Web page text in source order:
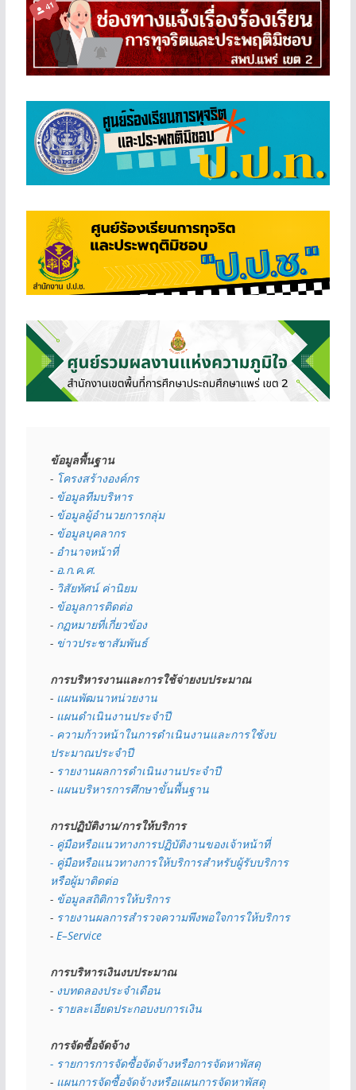
ข้อมูลพื้นฐาน
- โครงสร้างองค์กร
- ข้อมูลทีมบริหาร
- ข้อมูลผู้อำนวยการกลุ่ม
- ข้อมูลบุคลากร
- อำนาจหน้าที่
- อ.ก.ค.ศ.
- วิสัยทัศน์ ค่านิยม
- ข้อมูลการติดต่อ
- กฏหมายที่เกี่ยวข้อง
- ข่าวประชาสัมพันธ์
การบริหารงานและการใช้จ่ายงบประมาณ
- แผนพัฒนาหน่วยงาน
- แผนดำเนินงานประจำปี
- ความก้าวหน้าในการดำเนินงานและการใช้งบ
ประมาณประจำปี
- รายงานผลการดำเนินงานประจำปี
- แผนบริหารการศึกษาขั้นพื้นฐาน
การปฏิบัติงาน/การให้บริการ
- คู่มือหรือแนวทางการปฏิบัติงานของเจ้าหน้าที่
- คู่มือหรือแนวทางการให้บริการสำหรับผู้รับบริการ
หรือผู้มาติดต่อ
- ข้อมูลสถิติการให้บริการ
- รายงานผลการสำรวจความพึงพอใจการให้บริการ
- E–Service
การบริหารเงินงบประมาณ
- งบทดลองประจำเดือน
- รายละเอียดประกอบงบการเงิน
การจัดซื้อจัดจ้าง
- รายการการจัดซื้อจัดจ้างหรือการจัดหาพัสดุ
- แผนการจัดซื้อจัดจ้างหรือแผนการจัดหาพัสดุ